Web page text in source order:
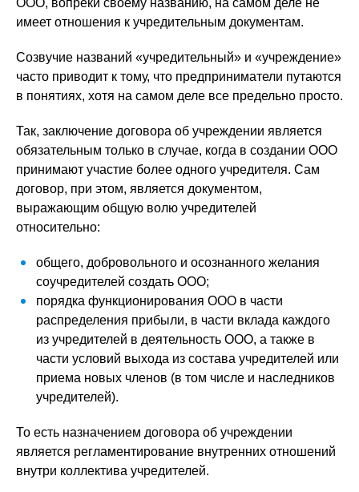
ООО, вопреки своему названию, на самом деле не
имеет отношения к учредительным документам.
Созвучие названий «учредительный» и «учреждение»
часто приводит к тому, что предприниматели путаются
в понятиях, хотя на самом деле все предельно просто.
Так, заключение договора об учреждении является
обязательным только в случае, когда в создании ООО
принимают участие более одного учредителя. Сам
договор, при этом, является документом,
выражающим общую волю учредителей
относительно:
общего, добровольного и осознанного желания
соучредителей создать ООО;
порядка функционирования ООО в части
распределения прибыли, в части вклада каждого
из учредителей в деятельность ООО, а также в
части условий выхода из состава учредителей или
приема новых членов (в том числе и наследников
учредителей).
То есть назначением договора об учреждении
является регламентирование внутренних отношений
внутри коллектива учредителей.